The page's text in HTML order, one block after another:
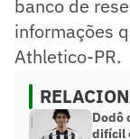
banco de
informações
Athletico-PR.
Dodô
difícil